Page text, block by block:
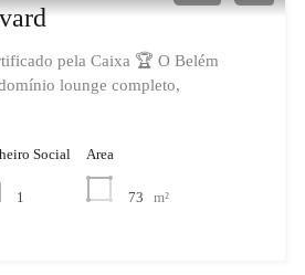
pela Caixa 🏆 O Belém
lounge completo,
Social
1
Area
73 m²